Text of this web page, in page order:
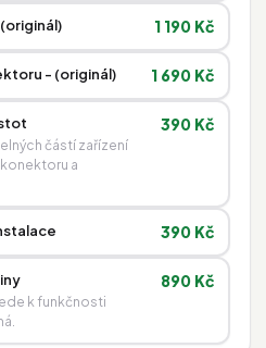
1 190 Kč
- (originál) 1 690 Kč
částí zařízení
a
390 Kč
390 Kč
k funkčnosti
890 Kč